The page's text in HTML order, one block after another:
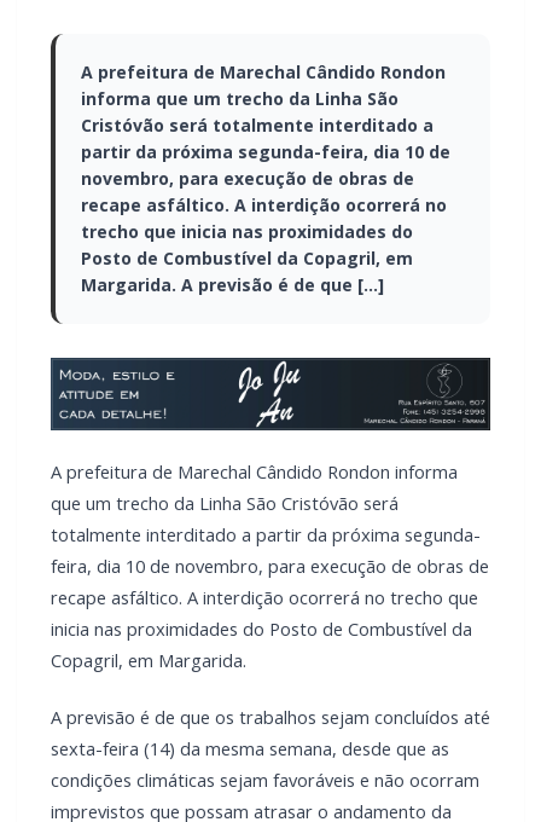
A prefeitura de Marechal Cândido Rondon
informa que um trecho da Linha São
Cristóvão será totalmente interditado a
partir da próxima segunda-feira, dia 10 de
novembro, para execução de obras de
recape asfáltico. A interdição ocorrerá no
trecho que inicia nas proximidades do
Posto de Combustível da Copagril, em
Margarida. A previsão é de que […]
A prefeitura de Marechal Cândido Rondon informa
que um trecho da Linha São Cristóvão será
totalmente interditado a partir da próxima segunda-
feira, dia 10 de novembro, para execução de obras de
recape asfáltico. A interdição ocorrerá no trecho que
inicia nas proximidades do Posto de Combustível da
Copagril, em Margarida.
A previsão é de que os trabalhos sejam concluídos até
sexta-feira (14) da mesma semana, desde que as
imprevistos que possam atrasar o andamento da
obra. Durante o período de execução, não será
permitido o trânsito de veículos no local. Conforme a
empresa responsável pelos trabalhos, também é